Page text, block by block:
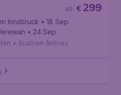
€299
ab
Innsbruck • 18 Sep.
• 24 Sep.
• Austrian Airlines